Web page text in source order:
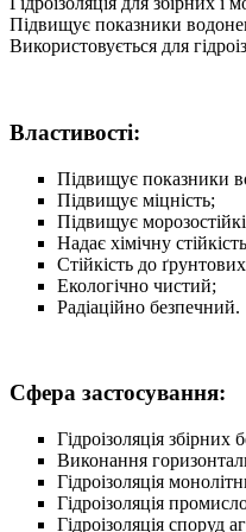
Підвищує показники
Використовується для
Властивості:
Підвищує показники
Підвищує міцність;
Підвищує
Надає хімічну
Стійкість до
Екологічно чистий;
Радіаційно безпечний.
Сфера застосування:
Гідроізоляція
Виконання
Гідроізоляція
Гідроізоляція
Гідроізоляція споруд